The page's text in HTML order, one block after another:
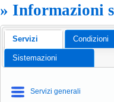
» Informazioni
Servizi Condizioni
Sistemazioni
Servizi generali